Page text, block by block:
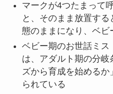
マークが4つたまって
と、そのまま放置す
態のままになり、ベビ
ベビー期のお世話ミス
は、アダルト期の分岐
ズから育成を始めるか
られている